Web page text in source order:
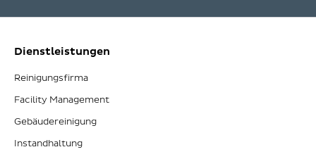
Dienstleistungen
Reinigungsfirma
Facility Management
Gebäudereinigung
Instandhaltung